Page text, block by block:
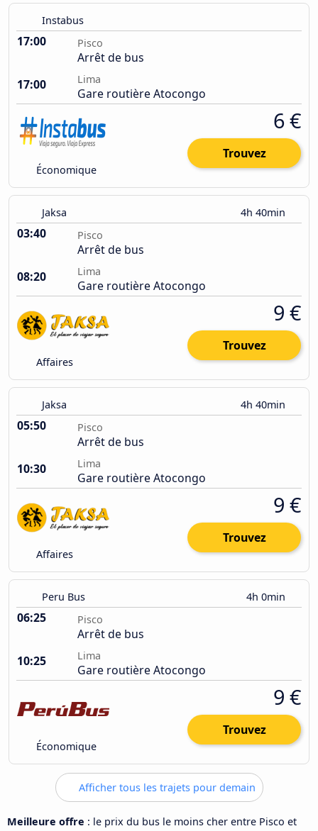
Instabus
17:00 Pisco
Arrêt de bus
17:00
Lima
Gare routière Atocongo
Économique
6 €
Trouvez
Jaksa 4h 40min
03:40 Pisco
Arrêt de bus
08:20
Lima
Gare routière Atocongo
Affaires
9 €
Trouvez
Jaksa 4h 40min
05:50 Pisco
Arrêt de bus
10:30
Lima
Gare routière Atocongo
Affaires
9 €
Trouvez
Peru Bus 4h 0min
06:25 Pisco
Arrêt de bus
10:25
Lima
Gare routière Atocongo
Économique
9 €
Trouvez
Afficher tous les trajets pour demain
Meilleure offre : le prix du bus le moins cher entre Pisco et